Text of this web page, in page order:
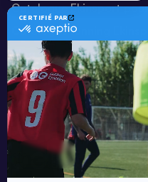
Catalogue Ekinsport
Catalogue running
Blog
Une société de :